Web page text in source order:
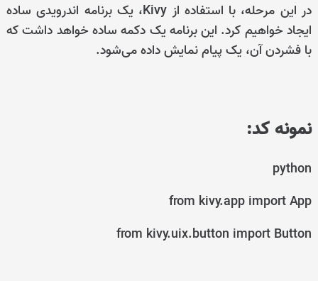
در این مرحله، با استفاده از Kivy، یک برنامه اندرویدی ساده
ایجاد خواهیم کرد. این برنامه یک دکمه ساده خواهد داشت که
با فشردن آن، یک پیام نمایش داده می‌شود.
نمونه کد:
python
from kivy.app import App
from kivy.uix.button import Button